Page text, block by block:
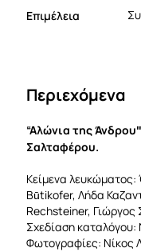
Επιμέλεια
Περιεχόμενα
“Αλώνια της
Σαλταφέρου.
Κείμενα
Būtikofer, Λήδα
Rechsteiner, Γιώργος
Σχεδίαση καταλόγου:
Φωτογραφίες: Νίκος